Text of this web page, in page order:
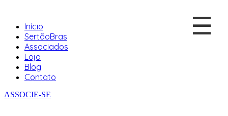
Início
SertãoBras
Associados
Loja
Blog
Contato
ASSOCIE-SE
☰